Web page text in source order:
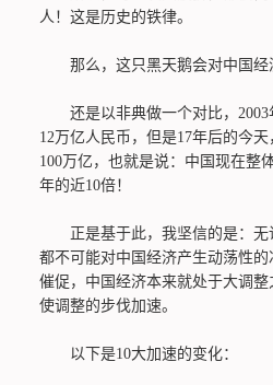
人！这是历史的铁律。
那么，这只黑天鹅会对中国经
还是以非典做一个对比，2003
12万亿人民币，但是17年后的今
100万亿，也就是说：中国现在整
年的近10倍！
正是基于此，我坚信的是：无
都不可能对中国经济产生动荡性
催促，中国经济本来就处于大调
使调整的步伐加速。
以下是10大加速的变化：